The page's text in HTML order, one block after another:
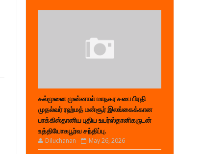
கல்முனை முன்னாள் மாநகர சபை பிரதி
முதல்வர் ரஹ்மத் மன்சூர் இலங்கைக்கான
பாக்கிஸ்தானிய புதிய உயர்ஸ்தானிகருடன்
உத்தியோகபூர்வ சந்திப்பு.
Diluchanan May 26, 2026